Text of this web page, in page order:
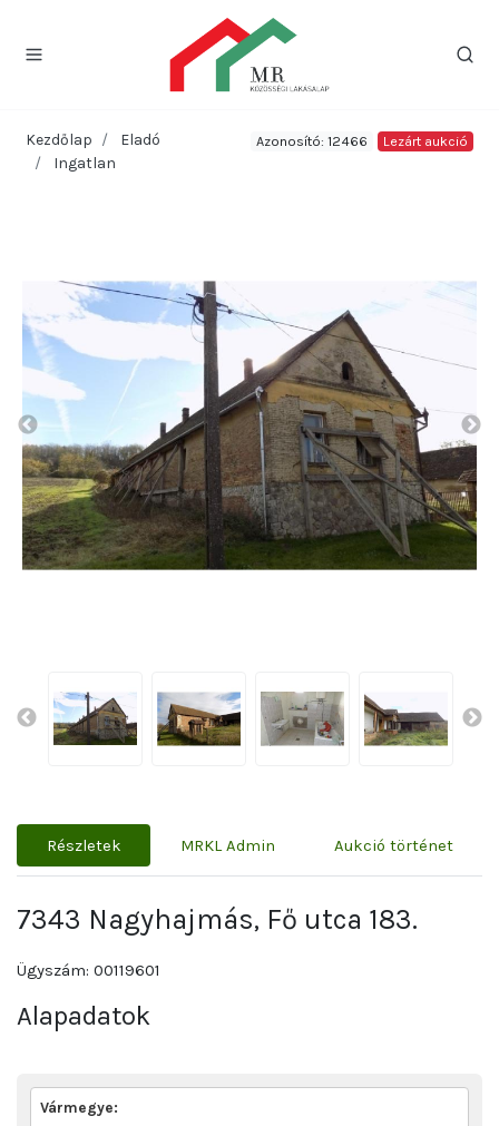
Kezdőlap
Eladó
Ingatlan
Azonosító: 12466 Lezárt aukció
Részletek MRKL Admin Aukció történet
7343 Nagyhajmás, Fő utca 183.
Ügyszám: 00119601
Alapadatok
Vármegye: